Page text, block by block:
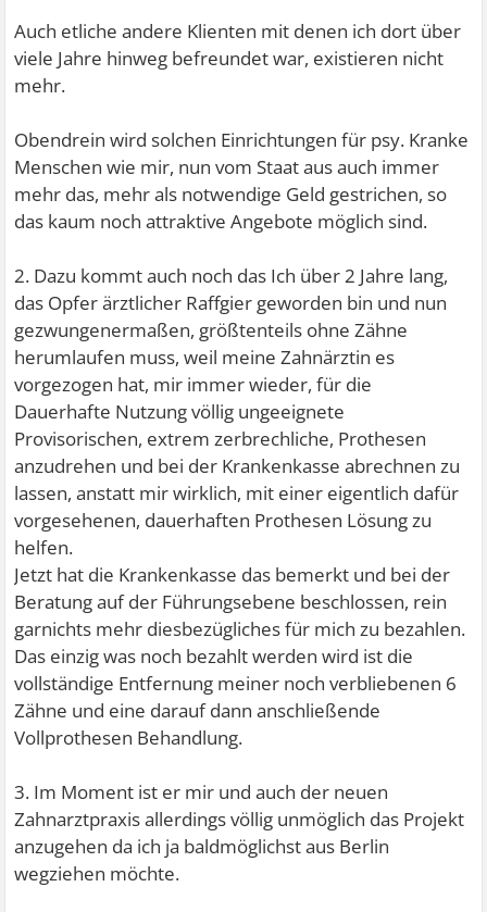
Auch etliche andere Klienten mit denen ich dort über
viele Jahre hinweg befreundet war, existieren nicht
mehr.
Obendrein wird solchen Einrichtungen für psy. Kranke
Menschen wie mir, nun vom Staat aus auch immer
mehr das, mehr als notwendige Geld gestrichen, so
das kaum noch attraktive Angebote möglich sind.
2. Dazu kommt auch noch das Ich über 2 Jahre lang,
das Opfer ärztlicher Raffgier geworden bin und nun
gezwungenermaßen, größtenteils ohne Zähne
herumlaufen muss, weil meine Zahnärztin es
vorgezogen hat, mir immer wieder, für die
Dauerhafte Nutzung völlig ungeeignete
Provisorischen, extrem zerbrechliche, Prothesen
anzudrehen und bei der Krankenkasse abrechnen zu
lassen, anstatt mir wirklich, mit einer eigentlich dafür
vorgesehenen, dauerhaften Prothesen Lösung zu
helfen.
Jetzt hat die Krankenkasse das bemerkt und bei der
Beratung auf der Führungsebene beschlossen, rein
garnichts mehr diesbezügliches für mich zu bezahlen.
Das einzig was noch bezahlt werden wird ist die
vollständige Entfernung meiner noch verbliebenen 6
Zähne und eine darauf dann anschließende
Vollprothesen Behandlung.
3. Im Moment ist er mir und auch der neuen
Zahnarztpraxis allerdings völlig unmöglich das Projekt
anzugehen da ich ja baldmöglichst aus Berlin
wegziehen möchte.